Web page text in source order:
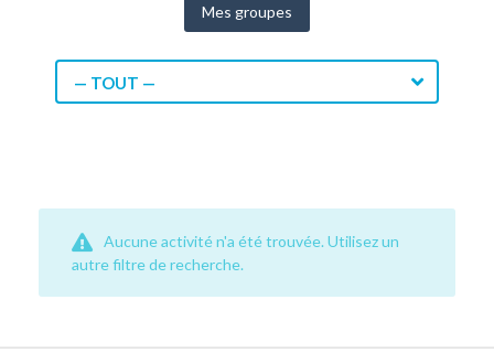
Mes groupes
— TOUT —
Aucune activité n'a été trouvée. Utilisez un
autre filtre de recherche.